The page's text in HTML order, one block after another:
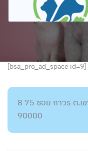
[bsa_pro_ad_space id=9]
8 75 ซอย ถาวร ต.เ
90000